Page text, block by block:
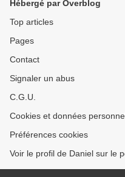
Hébergé par Overblog
Top articles
Pages
Contact
Signaler un abus
C.G.U.
Cookies et données
Préférences cookies
Voir le profil de Daniel sur le